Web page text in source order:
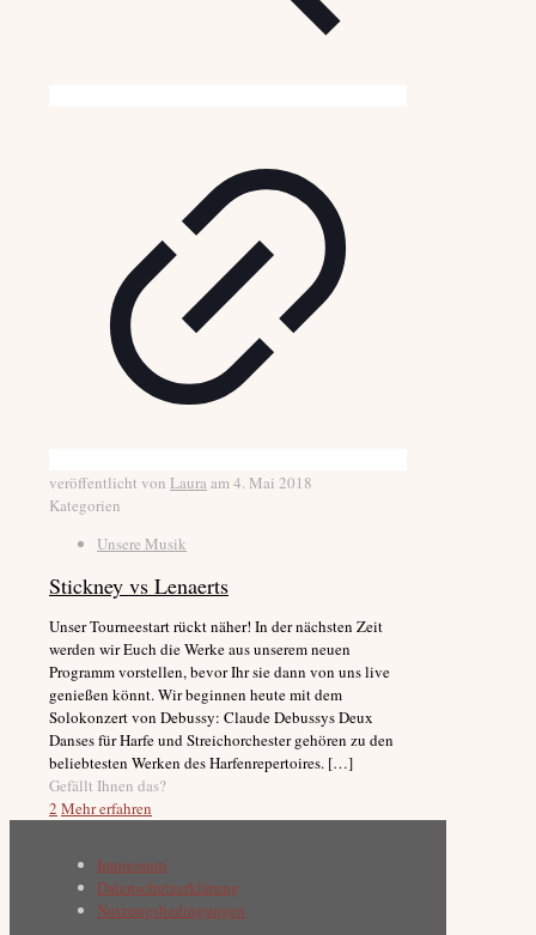
veröffentlicht von Lauraam4. Mai 2018
Kategorien
Unsere Musik
Stickney vs Lenaerts
Unser Tourneestart rückt näher! In der nächsten Zeit
werden wir Euch die Werke aus unserem neuen
Programm vorstellen, bevor Ihr sie dann von uns live
genießen könnt. Wir beginnen heute mit dem
Solokonzert von Debussy: Claude Debussys Deux
Danses für Harfe und Streichorchester gehören zu den
beliebtesten Werken des Harfenrepertoires. […]
Gefällt Ihnen das?
2 Mehr erfahren
Impressum
Datenschutzerklärung
Nutzungsbedingungen